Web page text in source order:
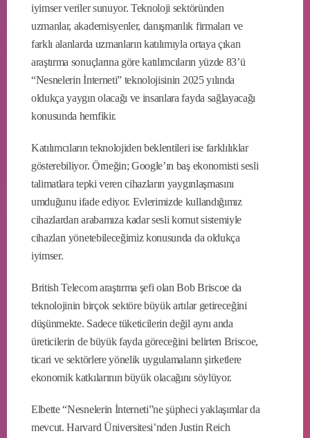
iyimser veriler sunuyor. Teknoloji sektöründen
uzmanlar, akademisyenler, danışmanlık firmaları ve
farklı alanlarda uzmanların katılımıyla ortaya çıkan
araştırma sonuçlarına göre katılımcıların yüzde 83’ü
“Nesnelerin İnterneti” teknolojisinin 2025 yılında
oldukça yaygın olacağı ve insanlara fayda sağlayacağı
konusunda hemfikir.
Katılımcıların teknolojiden beklentileri ise farklılıklar
gösterebiliyor. Örneğin; Google’ın baş ekonomisti sesli
talimatlara tepki veren cihazların yaygınlaşmasını
umduğunu ifade ediyor. Evlerimizde kullandığımız
cihazlardan arabamıza kadar sesli komut sistemiyle
cihazları yönetebileceğimiz konusunda da oldukça
iyimser.
British Telecom araştırma şefi olan Bob Briscoe da
teknolojinin birçok sektöre büyük artılar getireceğini
düşünmekte. Sadece tüketicilerin değil aynı anda
üreticilerin de büyük fayda göreceğini belirten Briscoe,
ticari ve sektörlere yönelik uygulamaların şirketlere
ekonomik katkılarının büyük olacağını söylüyor.
Elbette “Nesnelerin İnterneti”ne şüpheci yaklaşımlar da
mevcut. Harvard Üniversitesi’nden Justin Reich